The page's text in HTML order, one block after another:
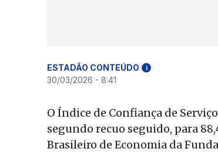
ESTADÃO CONTEÚDO i
30/03/2026 - 8:41
O Índice de Confiança de
segundo recuo seguido, para
Brasileiro de Economia da